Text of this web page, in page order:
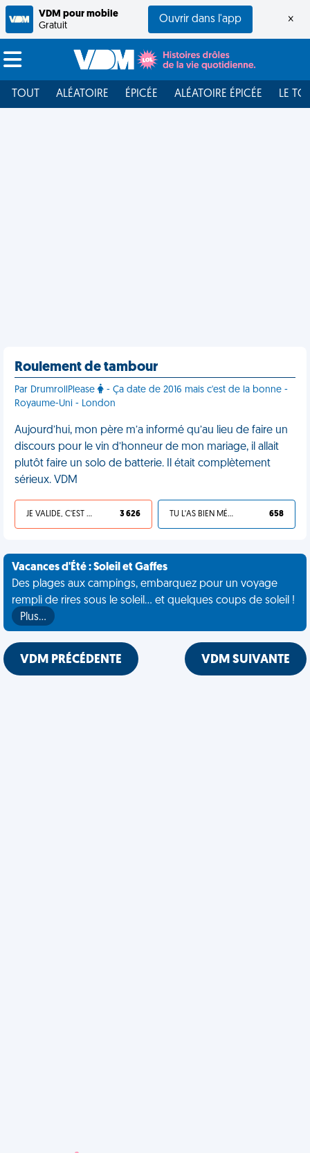
VDM pour mobile
Gratuit
Ouvrir dans l'app ×
TOUT ALÉATOIRE ÉPICÉE ALÉATOIRE ÉPICÉE LE
Roulement de tambour
Par DrumrollPlease
- Ça date de 2016 mais c'est de la bonne -
Royaume-Uni - London
Aujourd’hui, mon père m’a informé qu’au lieu de faire un
discours pour le vin d’honneur de mon mariage, il allait
plutôt faire un solo de batterie. Il était complètement
sérieux. VDM
JE VALIDE, C'EST UNE VDM 3 626 TU L'AS BIEN MÉRITÉ 658
Vacances d'Été : Soleil et Gaffes
Des plages aux campings, embarquez pour un voyage
rempli de rires sous le soleil... et quelques coups de soleil !
Plus…
VDM PRÉCÉDENTE VDM SUIVANTE